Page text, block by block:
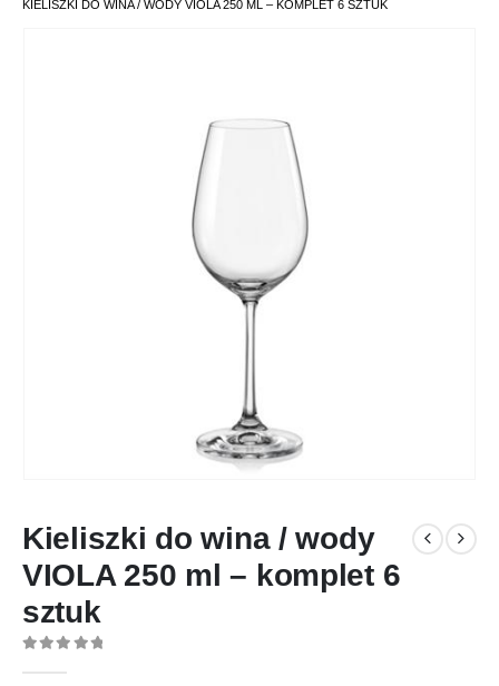
KIELISZKI DO WINA / WODY VIOLA 250 ML – KOMPLET 6 SZTUK
Kieliszki do wina / wody
VIOLA 250 ml – komplet 6
sztuk